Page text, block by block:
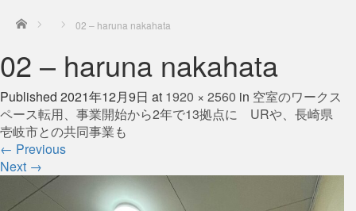
Home 02 – haruna nakahata
02 – haruna nakahata
Published 2021年12月9日 at 1920 × 2560 in 空室のワークス
ペース転用、事業開始から2年で13拠点に URや、長崎県
壱岐市との共同事業も
← Previous
Next →